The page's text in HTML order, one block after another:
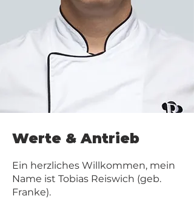
Werte & Antrieb
Ein herzliches Willkommen, mein
Name ist Tobias Reiswich (geb.
Franke).